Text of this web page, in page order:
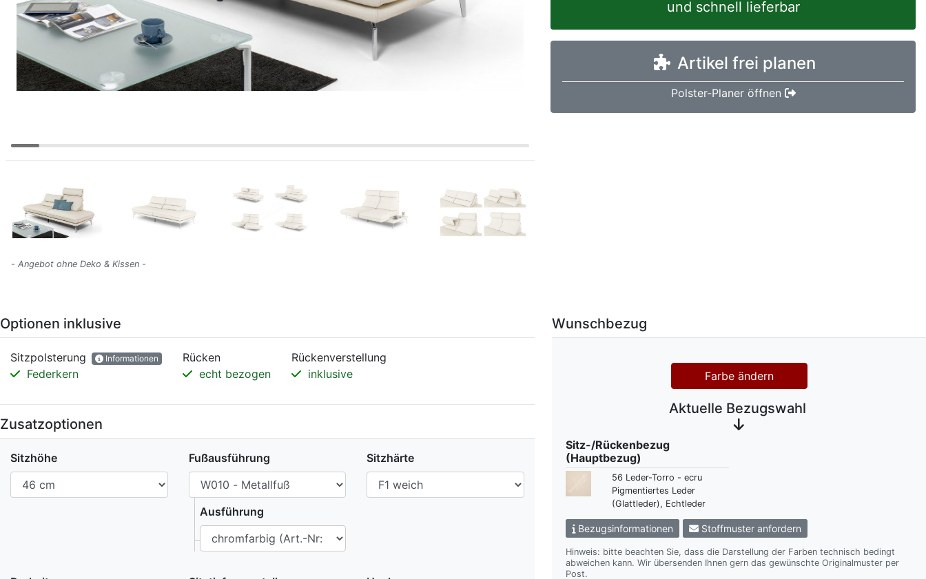
- Angebot ohne Deko & Kissen -
und schnell lieferbar
Artikel frei planen
Polster-Planer öffnen
Optionen inklusive
Sitzpolsterung Informationen
Federkern
Rücken
echt bezogen
Rückenverstellung
inklusive
Zusatzoptionen
Sitzhöhe Fußausführung
Ausführung
Sitzhärte
Wunschbezug
Farbe ändern
Aktuelle Bezugswahl
Sitz-/Rückenbezug
(Hauptbezug)
56 Leder-Torro - ecru
Pigmentiertes Leder
(Glattleder), Echtleder
Bezugsinformationen Stoffmuster anfordern
Hinweis: bitte beachten Sie, dass die Darstellung der Farben technisch bedingt
abweichen kann. Wir übersenden Ihnen gern das gewünschte Originalmuster per
Post.